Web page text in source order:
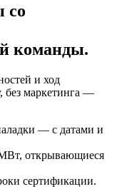
со
команды.
и ход
без маркетинга —
— с датами и
открывающиеся
сертификации.